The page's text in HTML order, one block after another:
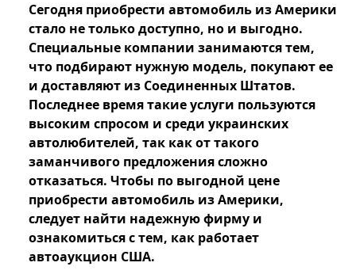
Сегодня приобрести автомобиль из Америки
стало не только доступно, но и выгодно.
Специальные компании занимаются тем,
что подбирают нужную модель, покупают ее
и доставляют из Соединенных Штатов.
Последнее время такие услуги пользуются
высоким спросом и среди украинских
автолюбителей, так как от такого
заманчивого предложения сложно
отказаться. Чтобы по выгодной цене
приобрести автомобиль из Америки,
следует найти надежную фирму и
ознакомиться с тем, как работает
автоаукцион США.